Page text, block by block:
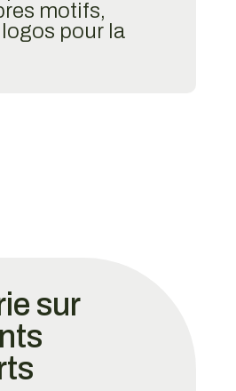
motifs,
pour la
sur